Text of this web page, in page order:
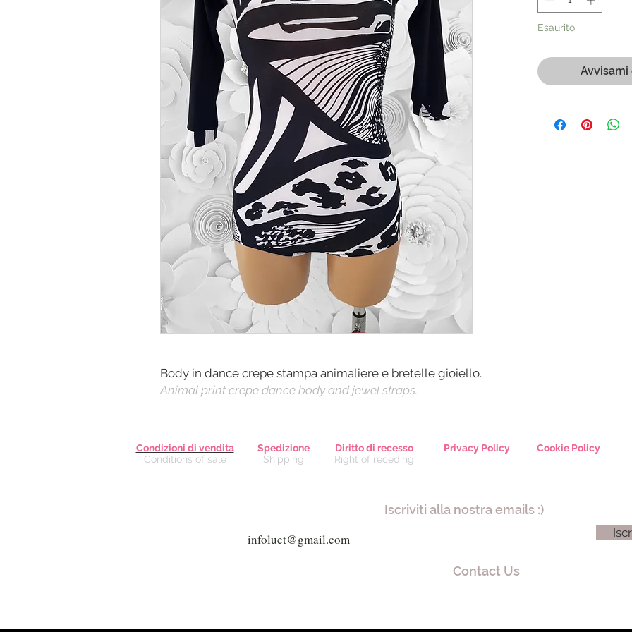
Body in dance crepe stampa animaliere e bretelle gioiello.
Animal print crepe dance body and jewel straps.
Esaurito
Condizioni di vendita
Conditions of sale
Spedizione
Shipping
Diritto di recesso
Right of receding
Privacy Policy Cookie Policy
Iscriviti alla nostra emails :)
Contact Us